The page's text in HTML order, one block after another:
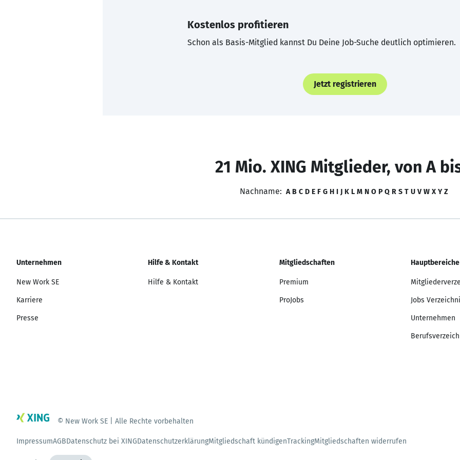
Kostenlos profitieren
Schon als Basis-Mitglied kannst Du Deine Job-Suche deutlich optimieren.
Jetzt registrieren
21 Mio. XING Mitglieder, von A
Nachname: A B C D E F G H I J K L M N O P Q R S T U V W X Y Z
Unternehmen
New Work SE
Karriere
Presse
Hilfe & Kontakt
Hilfe & Kontakt
Mitgliedschaften
Premium
ProJobs
Hauptbereiche
Jobs
Unternehmen
© New Work SE | Alle Rechte vorbehalten
ImpressumAGBDatenschutz bei XINGDatenschutzerklärungMitgliedschaft kündigenTrackingMitgliedschaften widerrufen